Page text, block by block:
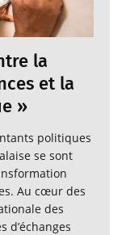
la
et la
»
politiques
se sont
Au cœur des
des
d’échanges